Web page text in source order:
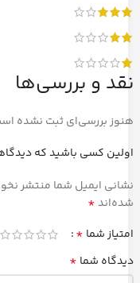
نقد و بررسی‌ها
هنوز بررسی‌ای ثبت نشده
اولین کسی باشید که
نشانی ایمیل شما منتشر
شده‌اند*
امتیاز شما *
دیدگاه شما *